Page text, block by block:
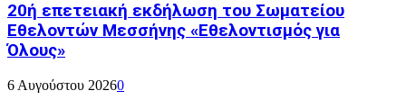
20ή επετειακή εκδήλωση του Σωματείου
Εθελοντών Μεσσήνης «Εθελοντισμός για
Όλους»
6 Αυγούστου 20260